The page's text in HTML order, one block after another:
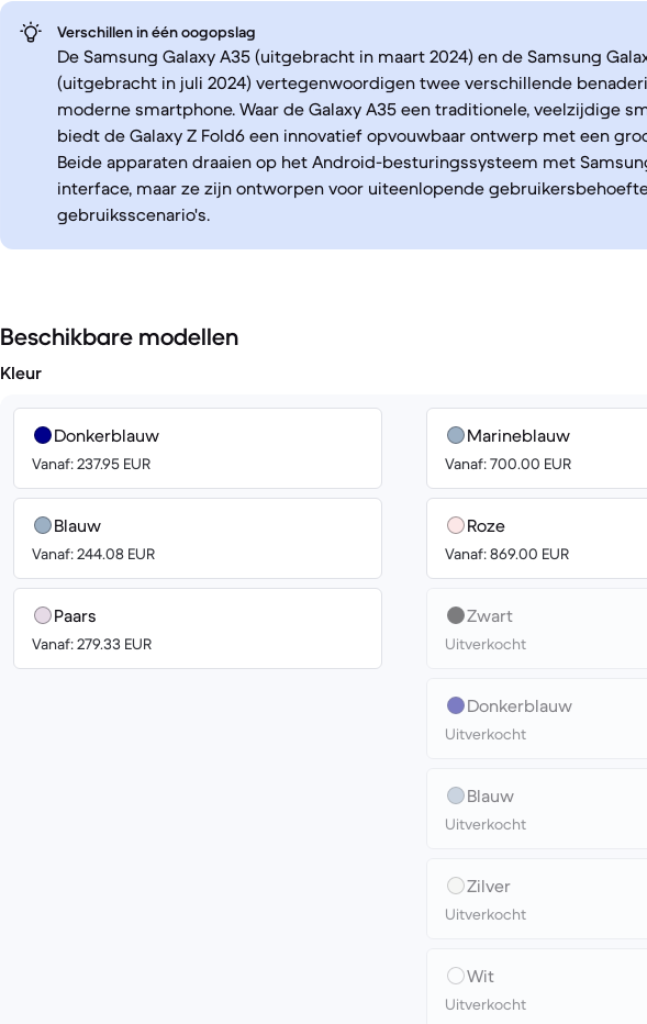
Verschillen in één oogopslag
De Samsung Galaxy A35 (uitgebracht in maart 2024) en de Samsung
(uitgebracht in juli 2024) vertegenwoordigen twee verschillende
moderne smartphone. Waar de Galaxy A35 een traditionele, veelzijdige
biedt de Galaxy Z Fold6 een innovatief opvouwbaar ontwerp met een
Beide apparaten draaien op het Android-besturingssysteem met
interface, maar ze zijn ontworpen voor uiteenlopende
gebruiksscenario's.
Beschikbare modellen
Kleur
Donkerblauw
Vanaf: 237.95 EUR
Blauw
Vanaf: 244.08 EUR
Paars
Vanaf: 279.33 EUR
Marineblauw
Vanaf: 700.00 EUR
Roze
Vanaf: 869.00 EUR
Zwart
Uitverkocht
Donkerblauw
Uitverkocht
Blauw
Uitverkocht
Zilver
Uitverkocht
Wit
Uitverkocht